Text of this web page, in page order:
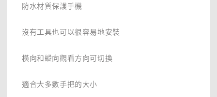
防水材質保護手機
沒有工具也可以很容易地安裝
橫向和縱向觀看方向可切換
適合大多數手把的大小